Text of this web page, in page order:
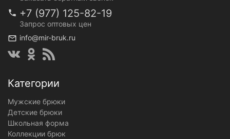
+7 (977) 125-82-19
Запрос оптовых цен
info@mir-bruk.ru
Категории
Мужские брюки
Детские брюки
Школьная форма
Коллекции брюк